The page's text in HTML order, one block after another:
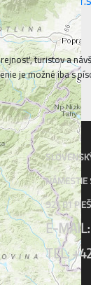
turistov a
je možné iba s
NÁMESTIE
921 01
E-MAIL:
TEL: